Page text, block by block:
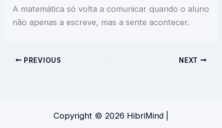
A matemática só volta a comunicar quando o aluno
não apenas a escreve, mas a sente acontecer.
PREVIOUS NEXT
Copyright © 2026 HibriMind |